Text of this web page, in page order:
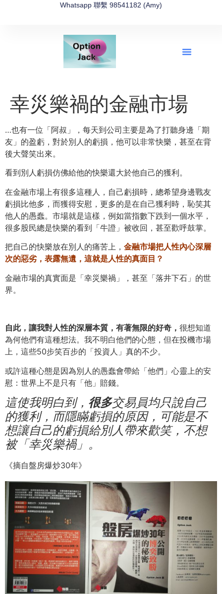
Whatsapp 聯繫 98541182 (Amy)
幸災樂禍的金融市場
…也有一位「阿叔」，每天到公司主要是為了打聽身邊「期
友」的盈虧，對於別人的虧損，他可以非常快樂，甚至在背
後大聲笑出來。
看到別人虧損仿佛給他的快樂還大於他自己的獲利。
在金融市場上有很多這種人，自己虧損時，總希望身邊戰友
虧損比他多，而獲得安慰，更多的是在自己獲利時，恥笑其
他人的愚蠢。市場就是這樣，例如當指數下跌到一個水平，
很多股民總是快樂的看到「牛證」被收回，甚至歡呼鼓掌。
把自己的快樂放在別人的痛苦上， 金融市場把人性內心深層
次的惡劣，表露無遺，這就是人性的真面目？
金融市場的真實面是「幸災樂禍」，甚至「落井下石」的世
界。
自此，讓我對人性的深層本質，有著無限的好奇， 很想知道
為何他們有這種想法。我不明白他們的心態，但在投機市場
上，這些50步笑百步的「投資人」真的不少。
或許這種心態是因為別人的愚蠢會帶給「他們」心靈上的安
慰：世界上不是只有「他」賠錢。
這使我明白到， 很多交易員均只說自己
的獲利，而隱瞞虧損的原因，可能是不
想讓自己的虧損給別人帶來歡笑，不想
被「幸災樂禍」。
《摘自盤房爆炒30年》